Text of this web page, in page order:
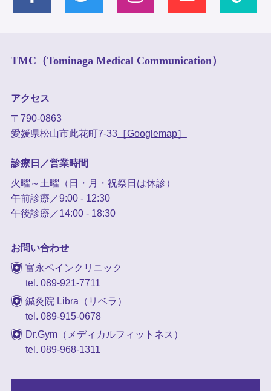
TMC（Tominaga Medical Communication）
アクセス
〒790-0863
愛媛県松山市此花町7-33［Googlemap］
診療日／営業時間
火曜～土曜（日・月・祝祭日は休診）
午前診療／9:00 - 12:30
午後診療／14:00 - 18:30
お問い合わせ
富永ペインクリニック
tel. 089-921-7711
鍼灸院 Libra（リベラ）
tel. 089-915-0678
Dr.Gym（メディカルフィットネス）
tel. 089-968-1311